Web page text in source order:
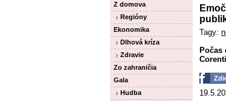
Z domova
Regióny
Ekonomika
Dlhová kríza
Zdravie
Zo zahraničia
Gala
Hudba
Tagy:
Počas